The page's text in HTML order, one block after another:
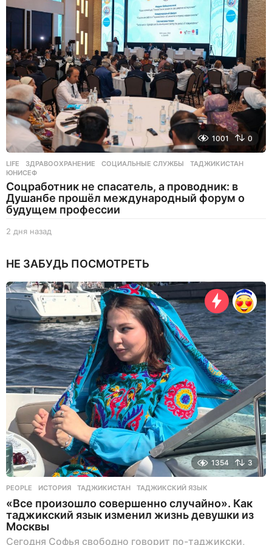
а
1001 0
LIFE ЗДРАВООХРАНЕНИЕ ,СОЦИАЛЬНЫЕ СЛУЖБЫ ,ТАДЖИКИСТАН
ЮНИСЕФ
Соцработник не спасатель, а проводник: в
Душанбе прошёл международный форум о
будущем профессии
2 дня назад
я
а
з
д
НЕ ЗАБУДЬ ПОСМОТРЕТЬ
1354 3
PEOPLE ИСТОРИЯ ,ТАДЖИКИСТАН ,ТАДЖИКСКИЙ ЯЗЫК
«Все произошло совершенно случайно». Как
таджикский язык изменил жизнь девушки из
Москвы
Сегодня Софья свободно говорит по-таджикски,